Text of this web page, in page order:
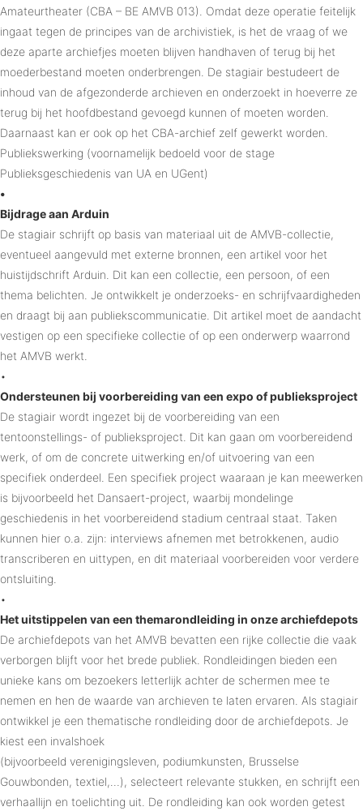
Amateurtheater (CBA – BE AMVB 013). Omdat deze operatie feitelijk
ingaat tegen de principes van de archivistiek, is het de vraag of we
deze aparte archiefjes moeten blijven handhaven of terug bij het
moederbestand moeten onderbrengen. De stagiair bestudeert de
inhoud van de afgezonderde archieven en onderzoekt in hoeverre ze
terug bij het hoofdbestand gevoegd kunnen of moeten worden.
Daarnaast kan er ook op het CBA-archief zelf gewerkt worden.
Publiekswerking (voornamelijk bedoeld voor de stage
Publieksgeschiedenis van UA en UGent)
•
Bijdrage aan Arduin
De stagiair schrijft op basis van materiaal uit de AMVB-collectie,
eventueel aangevuld met externe bronnen, een artikel voor het
huistijdschrift Arduin. Dit kan een collectie, een persoon, of een
thema belichten. Je ontwikkelt je onderzoeks- en schrijfvaardigheden
en draagt bij aan publiekscommunicatie. Dit artikel moet de aandacht
vestigen op een specifieke collectie of op een onderwerp waarrond
het AMVB werkt.
•
Ondersteunen bij voorbereiding van een expo of publieksproject
De stagiair wordt ingezet bij de voorbereiding van een
tentoonstellings- of publieksproject. Dit kan gaan om voorbereidend
werk, of om de concrete uitwerking en/of uitvoering van een
specifiek onderdeel. Een specifiek project waaraan je kan meewerken
is bijvoorbeeld het Dansaert-project, waarbij mondelinge
geschiedenis in het voorbereidend stadium centraal staat. Taken
kunnen hier o.a. zijn: interviews afnemen met betrokkenen, audio
transcriberen en uittypen, en dit materiaal voorbereiden voor verdere
ontsluiting.
•
Het uitstippelen van een themarondleiding in onze archiefdepots
De archiefdepots van het AMVB bevatten een rijke collectie die vaak
verborgen blijft voor het brede publiek. Rondleidingen bieden een
unieke kans om bezoekers letterlijk achter de schermen mee te
nemen en hen de waarde van archieven te laten ervaren. Als stagiair
ontwikkel je een thematische rondleiding door de archiefdepots. Je
kiest een invalshoek
(bijvoorbeeld verenigingsleven, podiumkunsten, Brusselse
Gouwbonden, textiel,…), selecteert relevante stukken, en schrijft een
verhaallijn en toelichting uit. De rondleiding kan ook worden getest